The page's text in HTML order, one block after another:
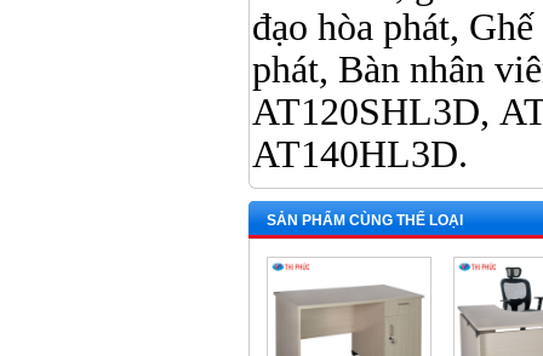
đạo hòa phát,
phát, Bàn nhân
AT120SHL3D,
SẢN PHẨM CÙNG THỂ LOẠI